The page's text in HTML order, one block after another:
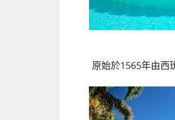
原始於1565年由西